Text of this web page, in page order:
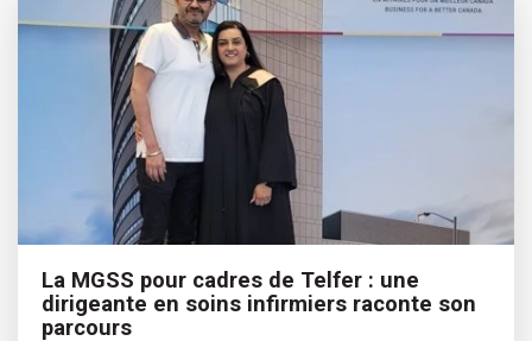
La MGSS pour cadres de Telfer : une
dirigeante en soins infirmiers raconte son
parcours